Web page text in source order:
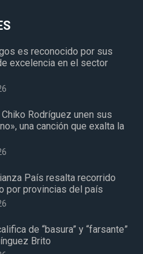
es reconocido por sus
excelencia en el sector
Chiko Rodríguez unen sus
una canción que exalta la
País resalta recorrido
por provincias del país
de “basura” y “farsante”
Brito